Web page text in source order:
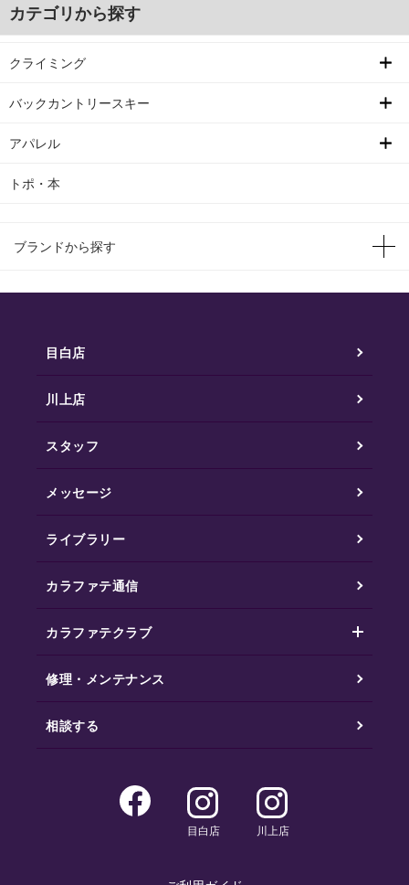
カテゴリから探す
クライミング
バックカントリースキー
アパレル
トポ・本
ブランドから探す
目白店
川上店
スタッフ
メッセージ
ライブラリー
カラファテ通信
カラファテクラブ
修理・メンテナンス
相談する
目白店 川上店